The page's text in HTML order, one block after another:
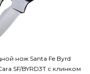
нож Santa Fe Byrd
SF/BYRD3T с клинком